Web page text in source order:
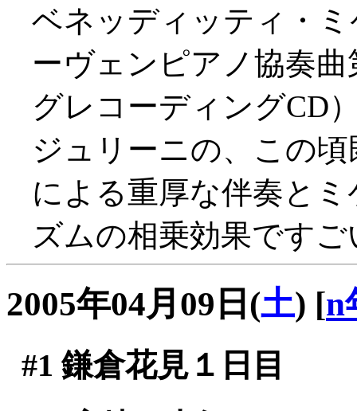
ベネッディッティ・
ーヴェンピアノ協奏
グレコーディングCD
ジュリーニの、この
による重厚な伴奏と
ズムの相乗効果です
2005年04月09日(土) [n
#1 鎌倉花見１日目